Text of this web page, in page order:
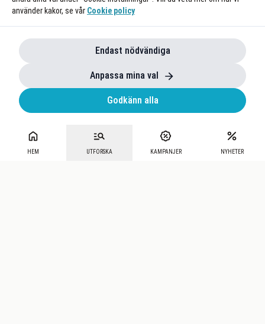
HEM UTFORSKA KAMPANJER NYHETER
använder kakor, se vår Cookie policy
Endast nödvändiga
Anpassa mina val
Godkänn alla